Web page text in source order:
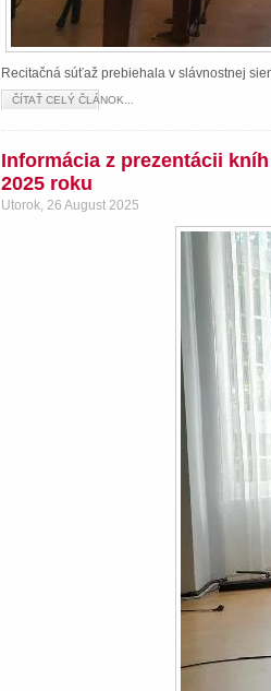
Recitačná súťaž prebiehala v slávnostnej
ČÍTAŤ CELÝ ČLÁNOK...
Informácia z prezentácii
2025 roku
Utorok, 26 August 2025